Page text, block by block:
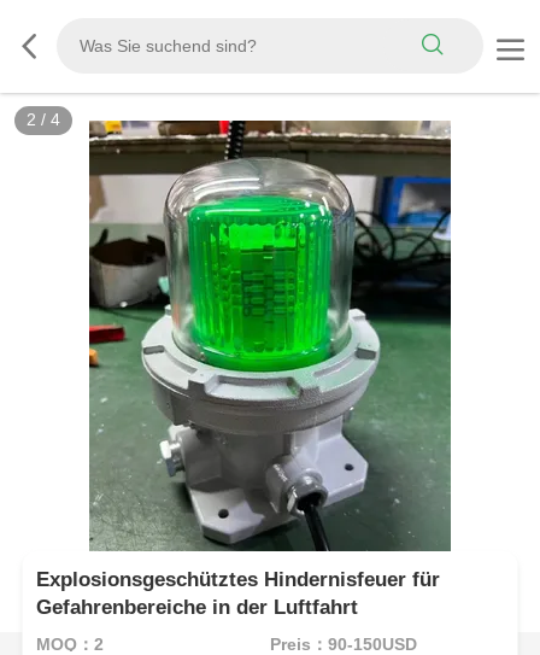
2 / 4
Explosionsgeschütztes Hindernisfeuer für
Gefahrenbereiche in der Luftfahrt
MOQ：2 Preis：90-150USD